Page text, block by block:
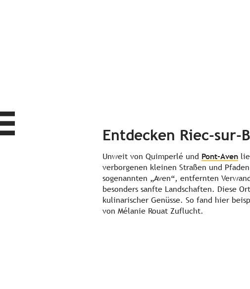
Entdecken Riec-sur-
Unweit von Quimperlé und Pont-Aven
verborgenen kleinen Straßen und
sogenannten „Aven“, entfernten
besonders sanfte Landschaften. Diese
kulinarischer Genüsse. So fand hier
von Mélanie Rouat Zuflucht.